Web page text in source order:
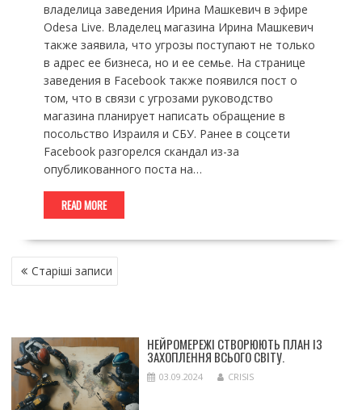
владелица заведения Ирина Машкевич в эфире
Odesa Live. Владелец магазина Ирина Машкевич
также заявила, что угрозы поступают не только
в адрес ее бизнеса, но и ее семье. На странице
заведения в Facebook также появился пост о
том, что в связи с угрозами руководство
магазина планирует написать обращение в
посольство Израиля и СБУ. Ранее в соцсети
Facebook разгорелся скандал из-за
опубликованного поста на…
READ MORE
НАВІГАЦІЯ
ЗА Старіші записи
НЕЙРОМЕРЕЖІ СТВОРЮЮТЬ ПЛАН ІЗ
ЗАХОПЛЕННЯ ВСЬОГО СВІТУ.
03.09.2024 CRISIS